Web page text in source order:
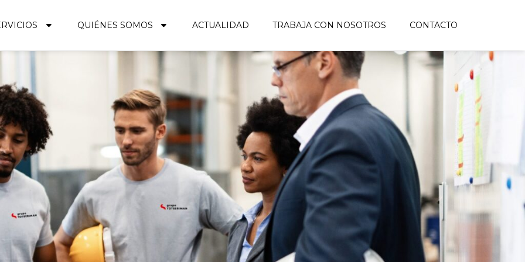
QUIÉNES SOMOS ACTUALIDAD TRABAJA CON NOSOTROS CONTACTO